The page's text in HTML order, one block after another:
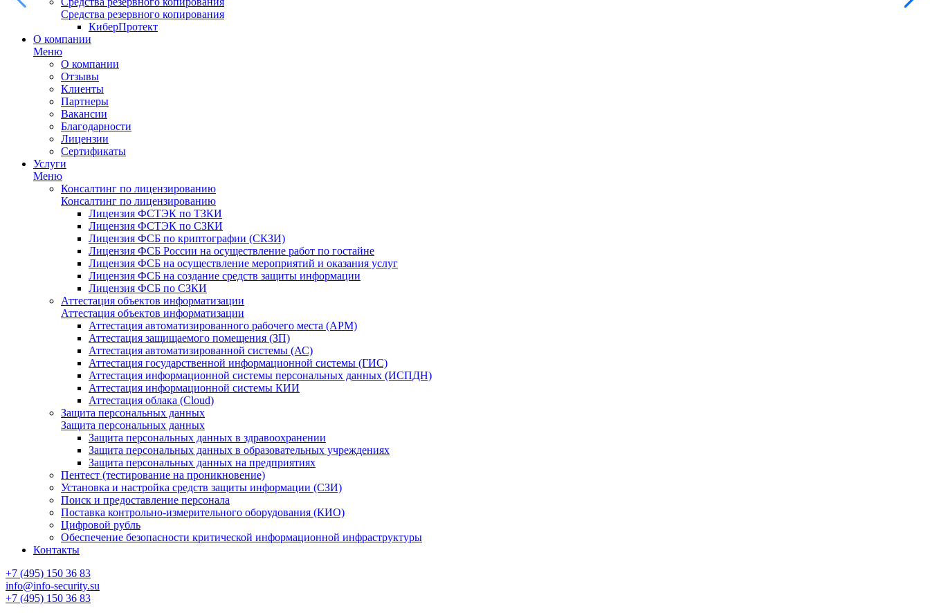
Средства резервного копирования
КиберПротект
О компании
Меню
О компании
Отзывы
Клиенты
Партнеры
Вакансии
Благодарности
Лицензии
Сертификаты
Услуги
Меню
Консалтинг по лицензированию
Консалтинг по лицензированию
Лицензия ФСТЭК по ТЗКИ
Лицензия ФСТЭК по СЗКИ
Лицензия ФСБ по криптографии (СКЗИ)
Лицензия ФСБ России на осуществление работ по гостайне
Лицензия ФСБ на осуществление мероприятий и оказания услуг
Лицензия ФСБ на создание средств защиты информации
Лицензия ФСБ по СЗКИ
Аттестация объектов информатизации
Аттестация объектов информатизации
Аттестация автоматизированного рабочего места (АРМ)
Аттестация защищаемого помещения (ЗП)
Аттестация автоматизированной системы (АС)
Аттестация государственной информационной системы (ГИС)
Аттестация информационной системы персональных данных (ИСПДН)
Аттестация информационной системы КИИ
Аттестация облака (Cloud)
Защита персональных данных
Защита персональных данных
Защита персональных данных в здравоохранении
Защита персональных данных в образовательных учреждениях
Защита персональных данных на предприятиях
Пентест (тестирование на проникновение)
Установка и настройка средств защиты информации (СЗИ)
Поиск и предоставление персонала
Поставка контрольно-измерительного оборудования (КИО)
Цифровой рубль
Обеспечение безопасности критической информационной инфраструктуры
Контакты
+7 (495) 150 36 83
info@info-security.su
+7 (495) 150 36 83